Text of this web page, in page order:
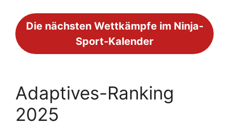
Die nächsten Wettkämpfe im Ninja-
Sport-Kalender
Adaptives-Ranking
2025